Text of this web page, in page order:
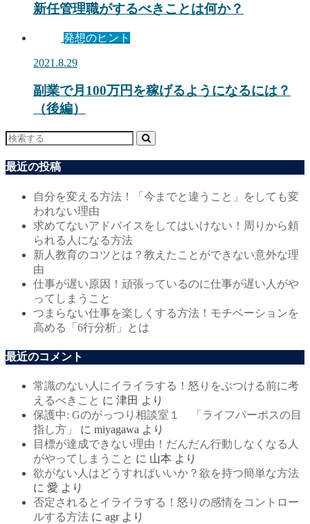
新任管理職がするべきことは何か？
発想のヒント
2021.8.29
副業で月100万円を稼げるようになるには？
（後編）
最近の投稿
自分を変える方法！「今までと違うこと」をしても変
われない理由
求めてないアドバイスをしてはいけない！周りから頼
られる人になる方法
新人教育のコツとは？教えたことができない意外な理
由
仕事が遅い原因！頑張っているのに仕事が遅い人がや
ってしまうこと
つまらない仕事を楽しくする方法！モチベーションを
高める「6行分析」とは
最近のコメント
常識のない人にイライラする！怒りをぶつける前に考
えるべきこと に 津田 より
保護中: Gのがっつり相談室１ 「ライフパーポスの目
指し方」
に miyagawa より
目標が達成できない理由！だんだん行動しなくなる人
がやってしまうこと に 山本 より
欲がない人はどうすればいいか？欲を持つ簡単な方法
に 愛 より
否定されるとイライラする！怒りの感情をコントロー
ルする方法 に agrより